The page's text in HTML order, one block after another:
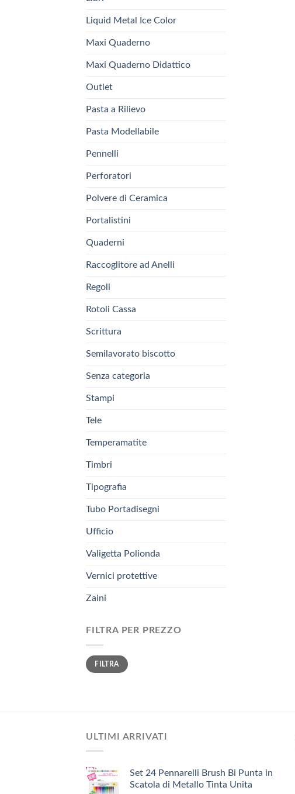
Liquid Metal Ice Color
Maxi Quaderno
Maxi Quaderno Didattico
Outlet
Pasta a Rilievo
Pasta Modellabile
Pennelli
Perforatori
Polvere di Ceramica
Portalistini
Quaderni
Raccoglitore ad Anelli
Regoli
Rotoli Cassa
Scrittura
Semilavorato biscotto
Senza categoria
Stampi
Tele
Temperamatite
Timbri
Tipografia
Tubo Portadisegni
Ufficio
Valigetta Polionda
Vernici protettive
Zaini
FILTRA PER PREZZO
Prezzo
Min
Prezzo
MaxFILTRA
ULTIMI ARRIVATI
Set 24 Pennarelli Brush Bi Punta in
Scatola di Metallo Tinta Unita